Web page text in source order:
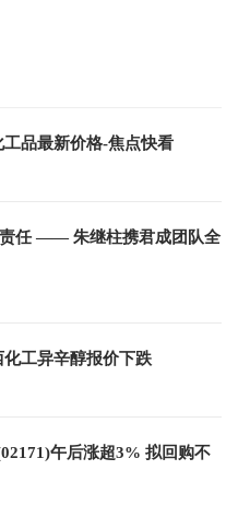
品最新价格-焦点快看
责任 —— 朱继柱携君成团队全
工异辛醇报价下跌
午后涨超3% 拟回购不